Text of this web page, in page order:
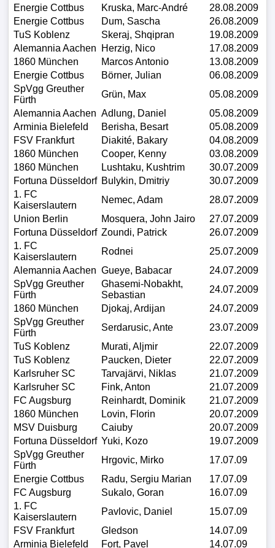
Altes
Portal
(Archiv)
Forum
Energie Cottbus
Kruska, Marc-André
28.08.2009
Energie Cottbus
Dum, Sascha
26.08.2009
TuS Koblenz
Skeraj, Shqipran
19.08.2009
Alemannia Aachen
Herzig, Nico
17.08.2009
1860 München
Marcos Antonio
13.08.2009
Energie Cottbus
Börner, Julian
06.08.2009
SpVgg Greuther
Fürth
Grün, Max
05.08.2009
Alemannia Aachen Adlung, Daniel
05.08.2009
Arminia Bielefeld
Berisha, Besart
05.08.2009
FSV Frankfurt
Diakité, Bakary
04.08.2009
1860 München
Cooper, Kenny
03.08.2009
1860 München
Lushtaku, Kushtrim
30.07.2009
Fortuna Düsseldorf Bulykin, Dmitriy
30.07.2009
1. FC
Kaiserslautern
Nemec, Adam
28.07.2009
Union Berlin
Mosquera, John Jairo
27.07.2009
Fortuna Düsseldorf Zoundi, Patrick
26.07.2009
1. FC
Kaiserslautern
Rodnei
25.07.2009
Alemannia Aachen Gueye, Babacar
24.07.2009
SpVgg Greuther
Fürth
Ghasemi-Nobakht,
Sebastian
24.07.2009
1860 München
Djokaj, Ardijan
24.07.2009
SpVgg Greuther
Fürth
Serdarusic, Ante
23.07.2009
TuS Koblenz
Murati, Aljmir
22.07.2009
TuS Koblenz
Paucken, Dieter
22.07.2009
Karlsruher SC
Tarvajärvi, Niklas
21.07.2009
Karlsruher SC
Fink, Anton
21.07.2009
FC Augsburg
Reinhardt, Dominik
21.07.2009
1860 München
Lovin, Florin
20.07.2009
MSV Duisburg
Caiuby
20.07.2009
Fortuna Düsseldorf Yuki, Kozo
19.07.2009
SpVgg Greuther
Fürth
Hrgovic, Mirko
17.07.09
Energie Cottbus
Radu, Sergiu Marian
17.07.09
FC Augsburg
Sukalo, Goran
16.07.09
1. FC
Kaiserslautern
Pavlovic, Daniel
15.07.09
FSV Frankfurt
Gledson
14.07.09
Arminia Bielefeld
Fort, Pavel 14.07.09